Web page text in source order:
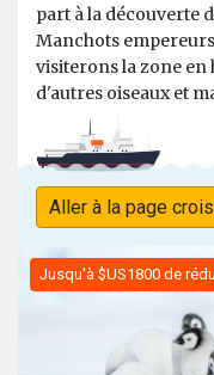
part à la découverte
Manchots
visiterons la zone
d'autres oiseaux et
Aller à la page
Jusqu'à $US1800 de